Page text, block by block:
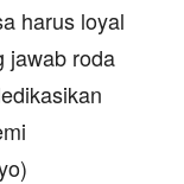
harus loyal
jawab roda